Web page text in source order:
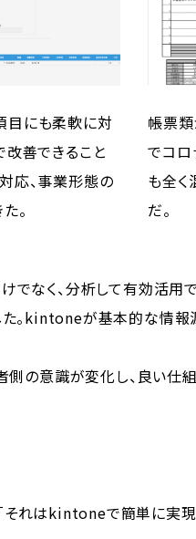
目にも柔軟に対
改善できること
応、事業形態の
。
帳票類
でコロ
も全
だ。
なく、分析して有効活用で
。kintoneが基本的な情報
側の意識が変化し、良い仕
れはkintoneで簡単に実現